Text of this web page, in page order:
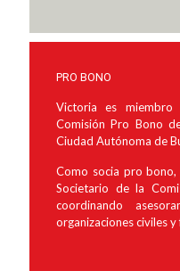
PRO BONO
Victoria es
Comisión Pro Bono
Ciudad Autónoma de
Como socia pro
Societario de la
coordinando
organizaciones civiles y